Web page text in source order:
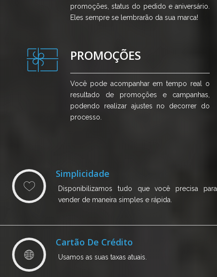
promoções, status do pedido e aniversário.
Eles sempre se lembrarão da sua marca!
PROMOÇÕES
Você pode acompanhar em tempo real o
resultado de promoções e campanhas,
podendo realizar ajustes no decorrer do
processo.
Simplicidade
Disponibilizamos tudo que você precisa para
vender de maneira simples e rápida.
Cartão De Crédito
Usamos as suas taxas atuais.